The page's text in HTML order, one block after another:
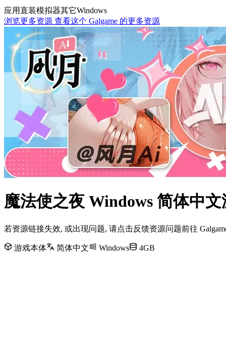
应用直装模拟器其它Windows
浏览更多资源 查看这个 Galgame 的更多资源
魔法使之夜 Windows 简体中
若资源链接失效, 或出现问题, 请点击反馈资源问题前往
游戏本体 简体中文 Windows 4GB